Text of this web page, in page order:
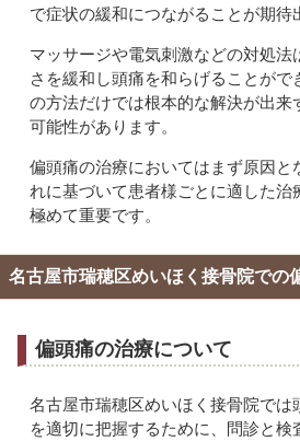
で症状の緩和につながることが期待
マッサージや電気刺激などの対処法
さを緩和し頭痛を和らげることがで
の方法だけでは根本的な解決が出来
可能性があります。
偏頭痛の治療においてはまず原因と
れに基づいて患者様ごとに適した治
極めて重要です。
名古屋市瑞穂区めいほく接骨院での
偏頭痛の治療について
名古屋市瑞穂区めいほく接骨院では
を適切に把握するために、問診と検